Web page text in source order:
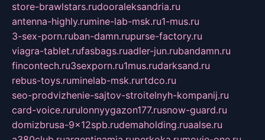
store-brawlstars.rudooraleksandria.ru
antenna-highly.rumine-lab-msk.ru1-mus.ru
3-sex-porn.ruban-damn.rupurse-factory.ru
viagra-tablet.rufasbags.ruadler-jun.rubandamn.ru
fincontech.ru3sexporn.ru1mus.rudarksand.ru
rebus-toys.ruminelab-msk.rurtdco.ru
seo-prodvizhenie-sajtov-stroitelnyh-kompanij.ru
card-voice.rurulonnyygazon177.rusnow-guard.ru
domizbrusa-9x12spb.rudemaholding.ruaalse.ru